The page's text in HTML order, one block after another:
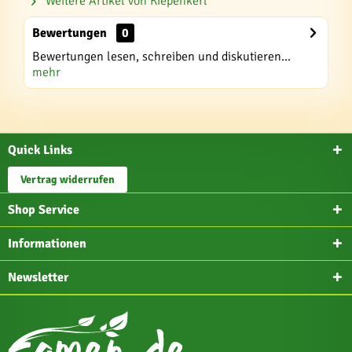
Bewertungen
0
Bewertungen lesen, schreiben und diskutieren...
mehr
Quick Links
Vertrag widerrufen
Shop Service
Informationen
Newsletter